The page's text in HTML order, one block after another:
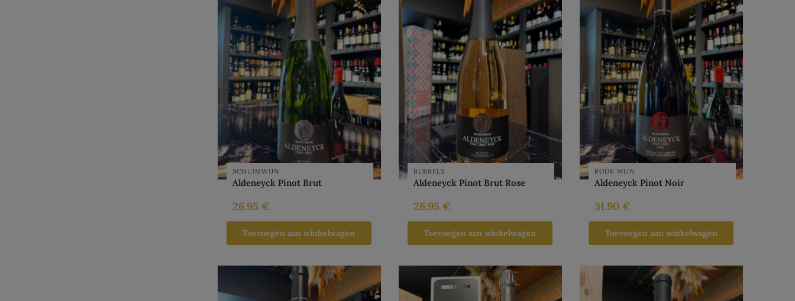
SCHUIMWIJN
Aldeneyck Pinot Brut
26.95 €
Toevoegen aan winkelwagen
BUBBELS
Aldeneyck Pinot Brut Rose
26.95 €
Toevoegen aan winkelwagen
RODE WIJN
Aldeneyck Pinot Noir
31.90 €
Toevoegen aan winkelwagen